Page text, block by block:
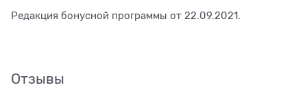
Редакция бонусной программы от 22.09.2021.
Отзывы